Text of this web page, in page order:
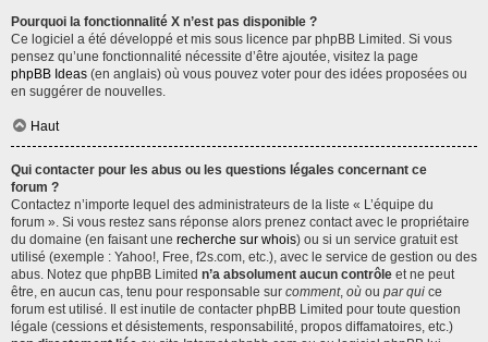
Pourquoi la fonctionnalité X n’est pas disponible ?
Ce logiciel a été développé et mis sous licence par phpBB Limited. Si vous
pensez qu’une fonctionnalité nécessite d’être ajoutée, visitez la page
phpBB Ideas (en anglais) où vous pouvez voter pour des idées proposées ou
en suggérer de nouvelles.
Haut
Qui contacter pour les abus ou les questions légales concernant ce
forum ?
Contactez n’importe lequel des administrateurs de la liste « L’équipe du
forum ». Si vous restez sans réponse alors prenez contact avec le propriétaire
du domaine (en faisant une recherche sur whois) ou si un service gratuit est
utilisé (exemple : Yahoo!, Free, f2s.com, etc.), avec le service de gestion ou des
abus. Notez que phpBB Limited n’a absolument aucun contrôle et ne peut
être, en aucun cas, tenu pour responsable sur comment, où ou par qui ce
forum est utilisé. Il est inutile de contacter phpBB Limited pour toute question
légale (cessions et désistements, responsabilité, propos diffamatoires, etc.)